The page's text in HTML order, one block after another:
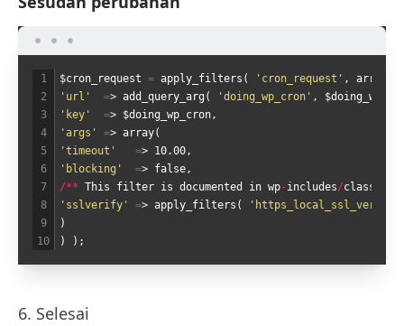
1
2
3
4
5
6
7
8
9
10
$cron request = apply filters ( 'cron_request' , array
'url'
=> add query arg ( 'doing_wp_cron' , $doing wp
'key'
=> $doing wp cron,
'args'
=> array(
'timeout'
=> 10.00,
'blocking'
=> false,
/** This filter is documented in wp-includes/class
'sslverify'
=> apply filters ( 'https_local_ssl_verify'
)
)
) ;
6. Selesai